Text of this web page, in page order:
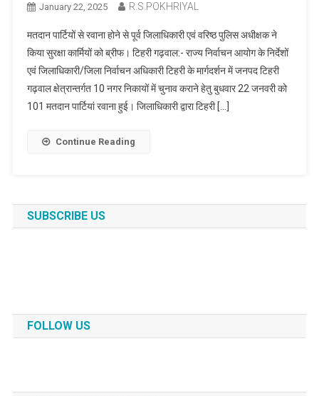
January 22, 2025 R.S.POKHRIYAL
मतदान पार्टियों से रवाना होने से पूर्व जिलाधिकारी एवं वरिष्ठ पुलिस अधीक्षक ने
किया सुरक्षा कार्मियों को ब्रीफ। टिहरी गढ़वाल:- राज्य निर्वाचन आयोग के निर्देशों
एवं जिलाधिकारी/जिला निर्वाचन अधिकारी टिहरी के मार्गदर्शन में जनपद टिहरी
गढ़वाल क्षेत्रान्तर्गत 10 नगर निकायों में चुनाव कराने हेतु बुधवार 22 जनवरी को
101 मतदान पार्टियां रवाना हुई। जिलाधिकारी द्वारा टिहरी […]
Continue Reading
SUBSCRIBE US
FOLLOW US